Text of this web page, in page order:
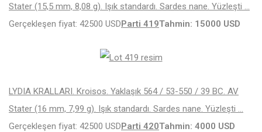
Stater (15,5 mm, 8,08 g). Işık standardı. Sardes nane. Yüzleşti …
Gerçekleşen fiyat: 42500 USDParti 419Tahmin: 15000 USD
LYDIA KRALLARI. Kroisos. Yaklaşık 564 / 53-550 / 39 BC. AV
Stater (16 mm, 7,99 g). Işık standardı. Sardes nane. Yüzleşti …
Gerçekleşen fiyat: 42500 USDParti 420Tahmin: 4000 USD